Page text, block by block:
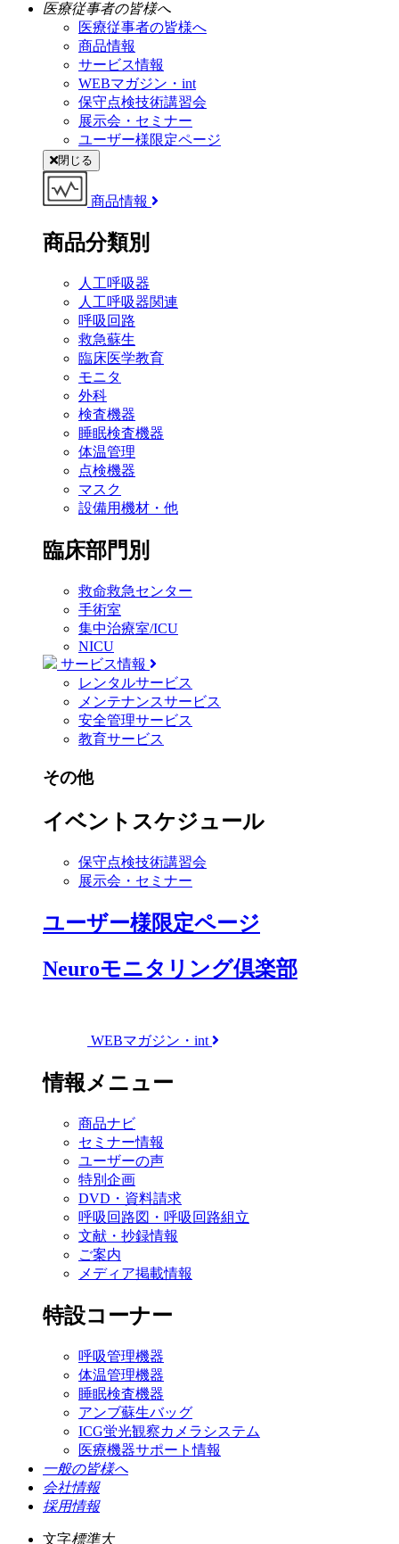
医療従事者の皆様へ
医療従事者の皆様へ
商品情報
サービス情報
WEBマガジン・int
保守点検技術講習会
展示会・セミナー
ユーザー様限定ページ
閉じる
商品情報
商品分類別
人工呼吸器
人工呼吸器関連
呼吸回路
救急蘇生
臨床医学教育
モニタ
外科
検査機器
睡眠検査機器
体温管理
点検機器
マスク
設備用機材・他
臨床部門別
救命救急センター
手術室
集中治療室/ICU
NICU
サービス情報
レンタルサービス
メンテナンスサービス
安全管理サービス
教育サービス
その他
イベントスケジュール
保守点検技術講習会
展示会・セミナー
ユーザー様限定ページ
Neuroモニタリング倶楽部
WEBマガジン・int
情報メニュー
商品ナビ
セミナー情報
ユーザーの声
特別企画
DVD・資料請求
呼吸回路図・呼吸回路組立
文献・抄録情報
ご案内
メディア掲載情報
特設コーナー
呼吸管理機器
体温管理機器
睡眠検査機器
アンブ蘇生バッグ
ICG蛍光観察カメラシステム
医療機器サポート情報
一般の皆様へ
会社情報
採用情報
文字標準大